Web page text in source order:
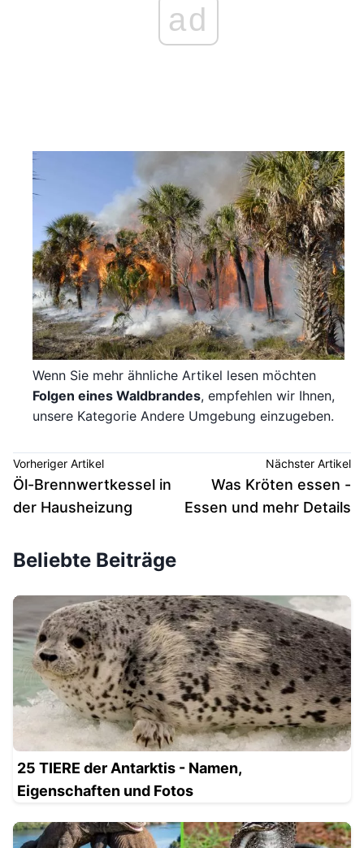
ad
Wenn Sie mehr ähnliche Artikel lesen möchten
Folgen eines Waldbrandes, empfehlen wir Ihnen,
unsere Kategorie Andere Umgebung einzugeben.
Vorheriger Artikel
Öl-Brennwertkessel in
der Hausheizung
Nächster Artikel
Was Kröten essen -
Essen und mehr Details
Beliebte Beiträge
25 TIERE der Antarktis - Namen,
Eigenschaften und Fotos